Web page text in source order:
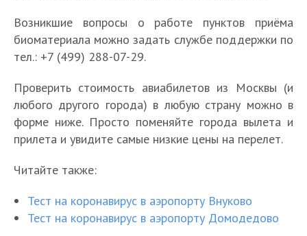
Возникшие вопросы о работе пунктов приёма
биоматериала можно задать службе поддержки по
тел.: +7 (499) 288-07-29.
Проверить стоимость авиабилетов из Москвы (и
любого другого города) в любую страну можно в
форме ниже. Просто поменяйте города вылета и
прилета и увидите самые низкие цены на перелет.
Читайте также:
Тест на коронавирус в аэропорту Внуково
Тест на коронавирус в аэропорту Домодедово